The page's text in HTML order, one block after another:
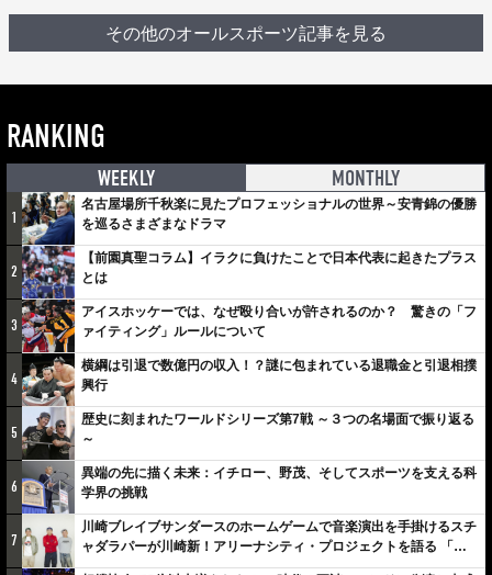
その他のオールスポーツ記事を見る
RANKING
WEEKLY MONTHLY
1
名古屋場所千秋楽に見たプロフェッショナルの世界～安青錦の優勝
を巡るさまざまなドラマ
2
【前園真聖コラム】イラクに負けたことで日本代表に起きたプラス
とは
3
アイスホッケーでは、なぜ殴り合いが許されるのか？ 驚きの「フ
ァイティング」ルールについて
4
横綱は引退で数億円の収入！？謎に包まれている退職金と引退相撲
興行
5
歴史に刻まれたワールドシリーズ第7戦 ～３つの名場面で振り返る
～
6
異端の先に描く未来：イチロー、野茂、そしてスポーツを支える科
学界の挑戦
7
川崎ブレイブサンダースのホームゲームで音楽演出を手掛けるスチ
ャダラパーが川崎新！アリーナシティ・プロジェクトを語る 「楽
しみでしかないでしょ。川崎は、ずっと成長曲線だから」